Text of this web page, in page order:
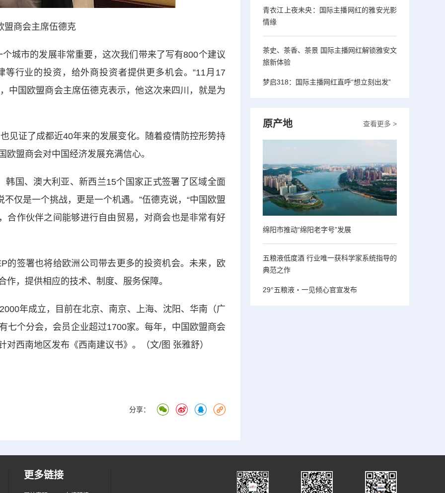
盟商会主席伍德克
市的发展非常重要，这次我们带来了写有800个建议
行业的投资，给外商投资者提供更多机会。”11月17
中国欧盟商会主席伍德克表示，他这次来四川，就是为
证了成都近40年来的发展变化。随着疫情防控形势持
盟商会对中国经济发展充满信心。
国、澳大利亚、新西兰15个国家正式签署了区域全面
仅是一个挑战，更是一个机遇。”伍德克说，“中国欧盟
合作伙伴之间能够进行自由贸易，对商会也是非常有好
签署也将给欧洲公司带去更多的投资机会。未来，欧
，提供相应的技术、制度、服务保障。
年成立，目前在北京、南京、上海、沈阳、华南（广
七个分会，会员企业超过1700家。每年，中国欧盟商会
西南地区发布《西南建议书》。（文/图 张雅舒）
分享：
青衣江上夜未央：国际主播网红的雅安光影
情缘
茶史、茶香、茶景 国际主播网红解锁雅安文
旅新体验
梦启318：国际主播网红直呼“想立刻出发”
查看更多 >
原产地
绵阳市推动“绵阳老字号”发展
五粮液低度酒 行业唯一获科学家系统指导的
典范之作
29°五粮液・一见倾心官宣发布
更多链接